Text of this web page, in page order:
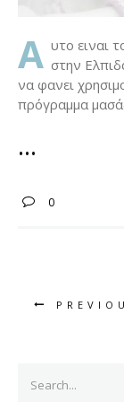
A υτο ειναι
στην
να φανει
πρόγραμμα
0
for: